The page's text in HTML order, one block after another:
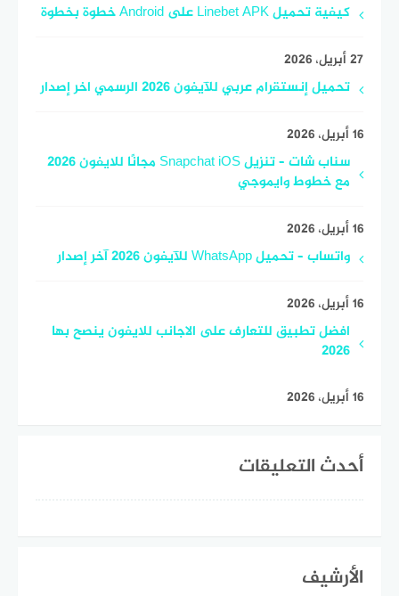
كيفية تحميل Linebet APK على Android خطوة بخطوة
27 أبريل، 2026
تحميل إنستقرام عربي للآيفون 2026 الرسمي اخر إصدار
16 أبريل، 2026
سناب شات – تنزيل Snapchat iOS مجانًا للايفون 2026
مع خطوط وايموجي
16 أبريل، 2026
واتساب – تحميل WhatsApp للآيفون 2026 آخر إصدار
16 أبريل، 2026
افضل تطبيق للتعارف على الاجانب للايفون ينصح بها
2026
16 أبريل، 2026
أحدث التعليقات
الأرشيف